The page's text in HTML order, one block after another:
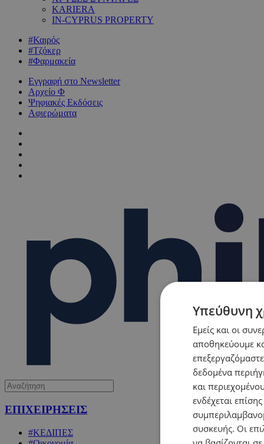
KARIERA
IN-CYPRUS PROPERTY
#Καιρός
#Τζόκερ
#Φαρμακεία
Εγγραφή στο Newsletter
Αρχείο Φ
Ψηφιακές Εκδόσεις
Αφιερώματα
ΕΠΙΧΕΙΡΗΣΕΙΣ
#ΚΕΔΙΠΕΣ
Υπεύθυνη
Εμείς και οι
αποθηκεύουμε
δεδομένα
και
ενδέχεται
συσκευής. Οι